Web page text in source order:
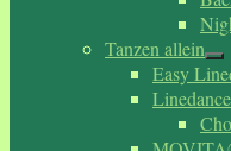
Tanzen allein
Easy
Linedance